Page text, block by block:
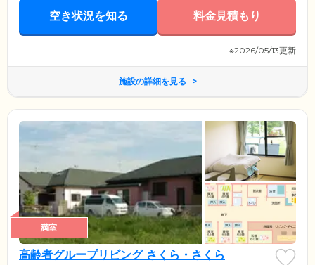
空き状況を知る 料金見積もり
※2026/05/13更新
施設の詳細を見る
満室
高齢者グループリビング さくら・さくら